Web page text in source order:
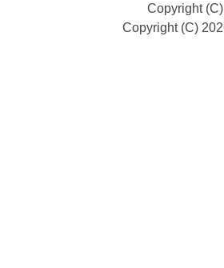
Copyright
Copyright (C)